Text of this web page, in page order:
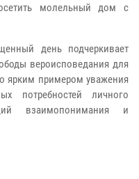
молельный дом с
день подчеркивает
вероисповедания для
ярким примером уважения
потребностей личного
взаимопонимания и